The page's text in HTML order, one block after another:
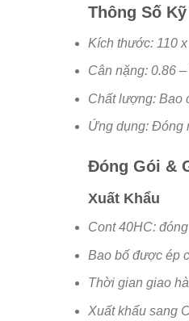
Thông Số
Kích thước: 110
Cân nặng: 0.86
Chất lượng: Bao
Ứng dụng: Đóng
Đóng Gói &
Xuất Khẩu
Cont 40HC:
Bao bố được ép
Thời gian giao
Xuất khẩu sang